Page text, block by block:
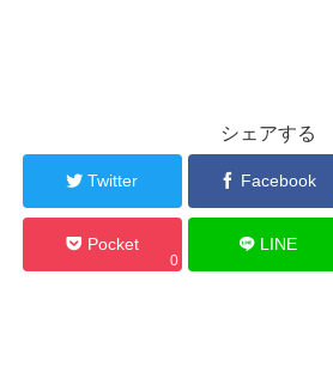
シェアする
Twitter Facebook
Pocket
0
LINE